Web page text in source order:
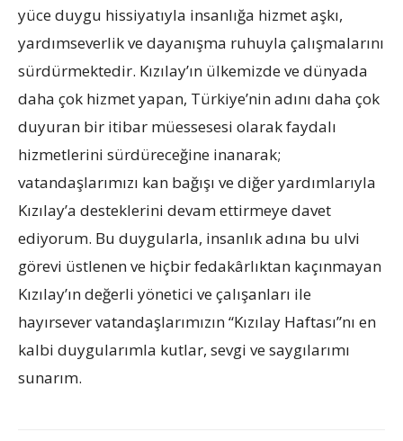
yüce duygu hissiyatıyla insanlığa hizmet aşkı,
yardımseverlik ve dayanışma ruhuyla çalışmalarını
sürdürmektedir. Kızılay’ın ülkemizde ve dünyada
daha çok hizmet yapan, Türkiye’nin adını daha çok
duyuran bir itibar müessesesi olarak faydalı
hizmetlerini sürdüreceğine inanarak;
vatandaşlarımızı kan bağışı ve diğer yardımlarıyla
Kızılay’a desteklerini devam ettirmeye davet
ediyorum. Bu duygularla, insanlık adına bu ulvi
görevi üstlenen ve hiçbir fedakârlıktan kaçınmayan
Kızılay’ın değerli yönetici ve çalışanları ile
hayırsever vatandaşlarımızın “Kızılay Haftası”nı en
kalbi duygularımla kutlar, sevgi ve saygılarımı
sunarım.